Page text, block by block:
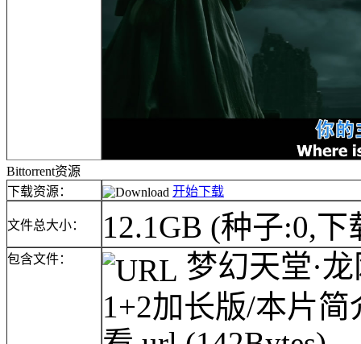
Bittorrent资源
下载资源：
开始下载
文件总大小： 12.1GB (种子:0,
包含文件：
梦幻天堂·
1+2加长版/本片